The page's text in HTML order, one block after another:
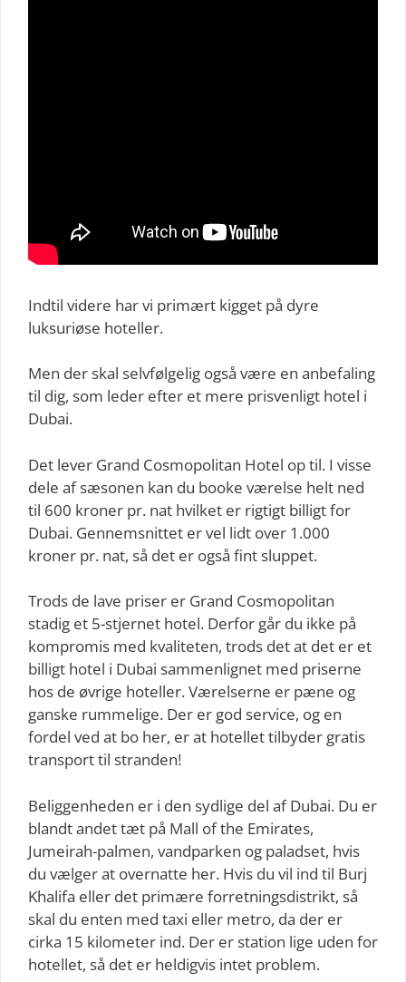
Indtil videre har vi primært kigget på dyre
luksuriøse hoteller.
Men der skal selvfølgelig også være en anbefaling
til dig, som leder efter et mere prisvenligt hotel i
Dubai.
Det lever Grand Cosmopolitan Hotel op til. I visse
dele af sæsonen kan du booke værelse helt ned
til 600 kroner pr. nat hvilket er rigtigt billigt for
Dubai. Gennemsnittet er vel lidt over 1.000
kroner pr. nat, så det er også fint sluppet.
Trods de lave priser er Grand Cosmopolitan
stadig et 5-stjernet hotel. Derfor går du ikke på
kompromis med kvaliteten, trods det at det er et
billigt hotel i Dubai sammenlignet med priserne
hos de øvrige hoteller. Værelserne er pæne og
ganske rummelige. Der er god service, og en
fordel ved at bo her, er at hotellet tilbyder gratis
transport til stranden!
Beliggenheden er i den sydlige del af Dubai. Du er
blandt andet tæt på Mall of the Emirates,
Jumeirah-palmen, vandparken og paladset, hvis
du vælger at overnatte her. Hvis du vil ind til Burj
Khalifa eller det primære forretningsdistrikt, så
skal du enten med taxi eller metro, da der er
cirka 15 kilometer ind. Der er station lige uden for
hotellet, så det er heldigvis intet problem.